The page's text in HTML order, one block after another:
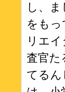
し、
をも
リエ
査官た
てるん